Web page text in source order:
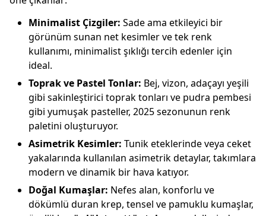
Minimalist Çizgiler: Sade ama etkileyici bir
görünüm sunan net kesimler ve tek renk
kullanımı, minimalist şıklığı tercih edenler için
ideal.
Toprak ve Pastel Tonlar: Bej, vizon, adaçayı yeşili
gibi sakinleştirici toprak tonları ve pudra pembesi
gibi yumuşak pasteller, 2025 sezonunun renk
paletini oluşturuyor.
Asimetrik Kesimler: Tunik eteklerinde veya ceket
yakalarında kullanılan asimetrik detaylar, takımlara
modern ve dinamik bir hava katıyor.
Doğal Kumaşlar: Nefes alan, konforlu ve
dökümlü duran krep, tensel ve pamuklu kumaşlar,